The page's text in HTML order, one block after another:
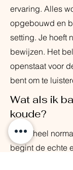
ervaring. Alles
opgebouwd en
setting. Je hoeft
bewijzen. Het
openstaat voor
bent om te
Wat als ik
koude?
Dat is heel
begint de echte